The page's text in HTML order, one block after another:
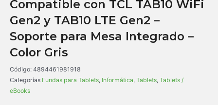
Compatible con TCL TAB10 WiFi
Gen2 y TAB10 LTE Gen2 –
Soporte para Mesa Integrado –
Color Gris
Código: 4894461981918
Categorías Fundas para Tablets, Informática, Tablets, Tablets /
eBooks